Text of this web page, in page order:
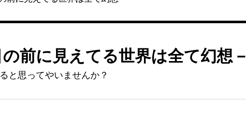
前に見えてる世界は全て幻想－
と思ってやいませんか？